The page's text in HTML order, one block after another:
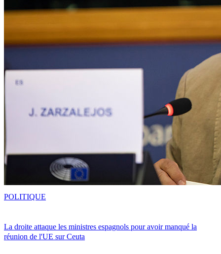
La droite attaque les ministres espagnols pour avoir manqué la
réunion de l'UE sur Ceuta
POLITIQUE